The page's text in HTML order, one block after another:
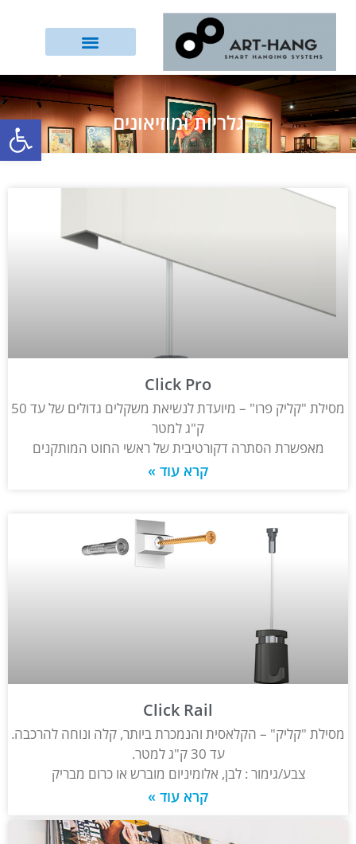
גלריות ומוזיאונים
Click Pro
מסילת "קליק פרו" – מיועדת לנשיאת משקלים גדולים של עד 50
ק"ג למטר
מאפשרת הסתרה דקורטיבית של ראשי החוט המותקנים
קרא עוד »
Click Rail
מסילת "קליק" – הקלאסית והנמכרת ביותר, קלה ונוחה להרכבה.
עד 30 ק"ג למטר.
צבע/גימור : לבן, אלומיניום מוברש או כרום מבריק
קרא עוד »